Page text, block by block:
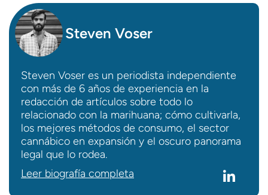
Steven Voser
Steven Voser es un periodista independiente
con más de 6 años de experiencia en la
redacción de artículos sobre todo lo
relacionado con la marihuana; cómo cultivarla,
los mejores métodos de consumo, el sector
cannábico en expansión y el oscuro panorama
legal que lo rodea.
Leer biografía completa